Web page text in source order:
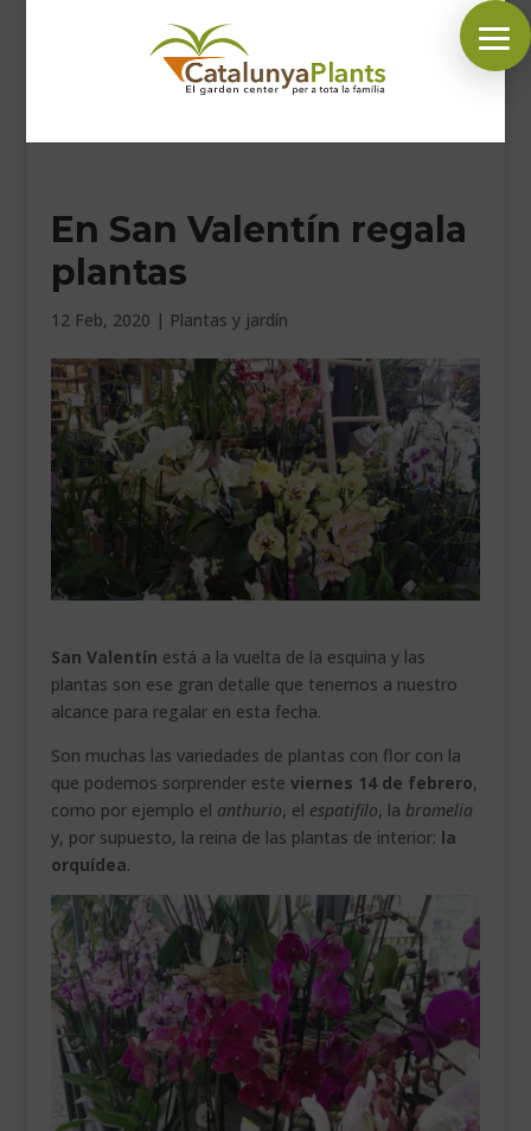
SÍGUENOS EN:
INICIO
PLANTAS
DECORACIÓN
HORARIO GARDEN
CONTACTAR
___________________________
VEURE EN CATALÀ
En San Valentín regala
plantas
12 Feb, 2020 | Plantas y jardín
San Valentín está a la vuelta de la esquina y las
plantas son ese gran detalle que tenemos a nuestro
alcance para regalar en esta fecha.
Son muchas las variedades de plantas con flor con la
que podemos sorprender este viernes 14 de febrero,
como por ejemplo el anthurio, el espatifilo, la bromelia
y, por supuesto, la reina de las plantas de interior: la
orquídea.